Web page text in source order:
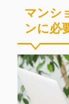
マンシ
ンに必